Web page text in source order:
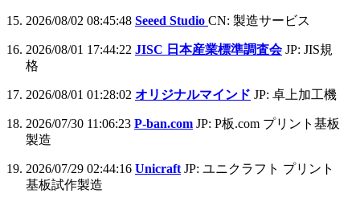
2026/08/02 08:45:48 Seeed Studio CN: 製造サービス
2026/08/01 17:44:22 JISC 日本産業標準調査会 JP: JIS規
格
2026/08/01 01:28:02 オリジナルマインド JP: 卓上加工機
2026/07/30 11:06:23 P-ban.com JP: P板.com プリント基板
製造
2026/07/29 02:44:16 Unicraft JP: ユニクラフト プリント
基板試作製造